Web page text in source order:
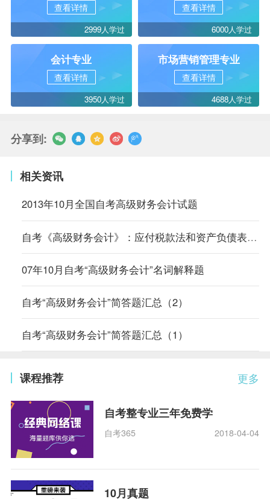
查看详情
2999人学过
查看详情
6000人学过
会计专业
查看详情
3950人学过
市场营销管理专业
查看详情
4688人学过
分享到:
相关资讯
2013年10月全国自考高级财务会计试题
自考《高级财务会计》：应付税款法和资产负债表债务法的区别
07年10月自考“高级财务会计”名词解释题
自考“高级财务会计”简答题汇总（2）
自考“高级财务会计”简答题汇总（1）
更多
课程推荐
自考整专业三年免费学
自考365 2018-04-04
10月真题